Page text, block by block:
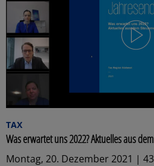
TAX
Was erwartet uns 2022? Aktuelles aus
Montag, 20. Dezember 2021 |